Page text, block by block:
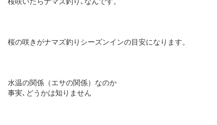
桜の咲きがナマズ釣りシーズンインの目安になります。
水温の関係（エサの関係）なのか
事実､どうかは知りません